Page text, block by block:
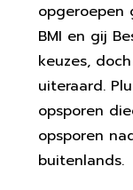
opgeroepen
BMI en gij
keuzes,
uiteraard.
opsporen
opsporen
buitenlands.